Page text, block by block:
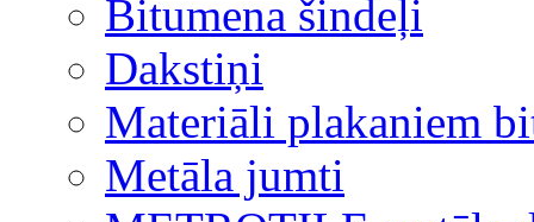
Bitumena šindeļi
Dakstiņi
Materiāli plakaniem
Metāla jumti